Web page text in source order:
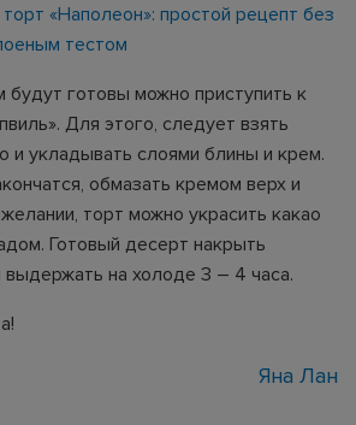
«Наполеон»: простой рецепт без
тестом
будут готовы можно приступить к
Для этого, следует взять
укладывать слоями блины и крем.
обмазать кремом верх и
торт можно украсить какао
Готовый десерт накрыть
на холоде 3 – 4 часа.
Яна Лан